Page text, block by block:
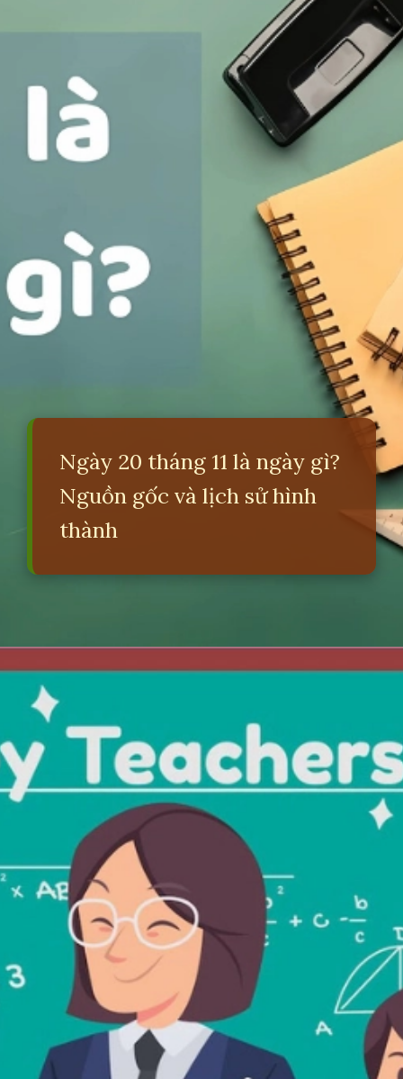
Ngày 20 tháng 11 là ngày gì?
Nguồn gốc và lịch sử hình
thành
Đang mởhttps://erci.edu.vn/2011-la-ngay-gi